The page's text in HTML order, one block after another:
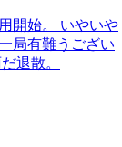
開始。 いやいや
局有難うござい
退散。